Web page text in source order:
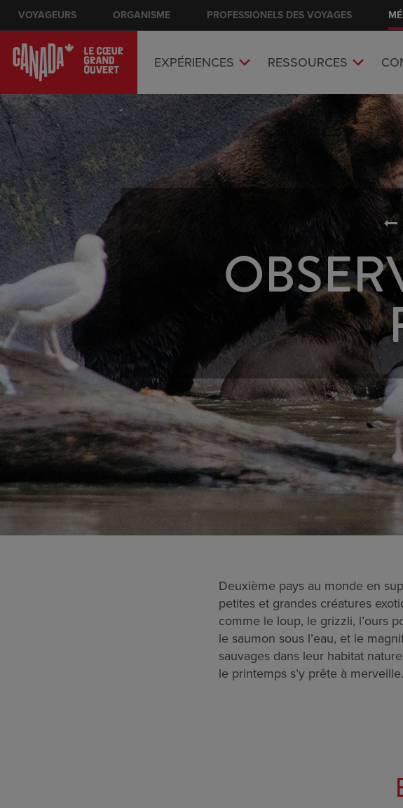
Skip
main
content
VOYAGEURS ORGANISME PROFESSIONELS DES VOYAGES
Main nav
EXPÉRIENCES RESSOURCES
Deuxième pays au monde en
petites et grandes créatures
comme le loup, le grizzli, l’ours
le saumon sous l’eau, et le
sauvages dans leur habitat
le printemps s’y prête à merveille.